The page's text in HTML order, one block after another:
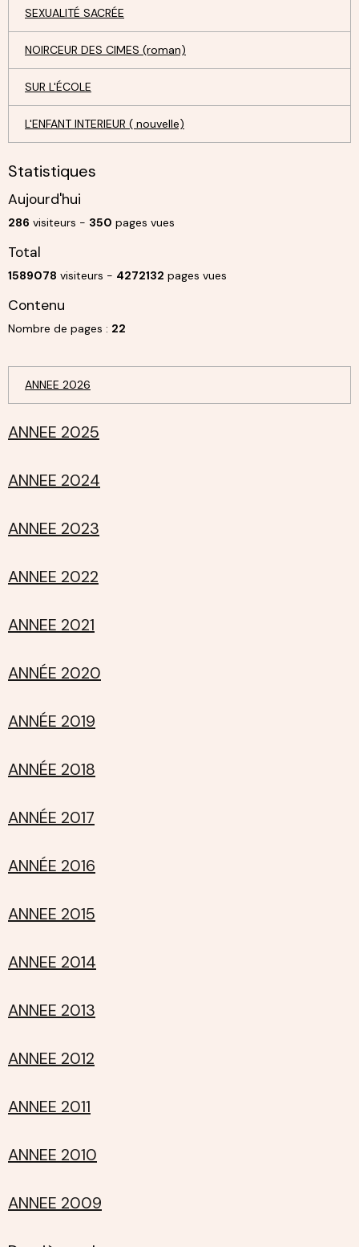
SEXUALITÉ SACRÉE
NOIRCEUR DES CIMES (roman)
SUR L'ÉCOLE
L'ENFANT INTERIEUR ( nouvelle)
Statistiques
Aujourd'hui
286 visiteurs - 350 pages vues
Total
1589078 visiteurs - 4272132 pages vues
Contenu
Nombre de pages : 22
ANNEE 2026
ANNEE 2025
ANNEE 2024
ANNEE 2023
ANNEE 2022
ANNEE 2021
ANNÉE 2020
ANNÉE 2019
ANNÉE 2018
ANNÉE 2017
ANNÉE 2016
ANNEE 2015
ANNEE 2014
ANNEE 2013
ANNEE 2012
ANNEE 2011
ANNEE 2010
ANNEE 2009